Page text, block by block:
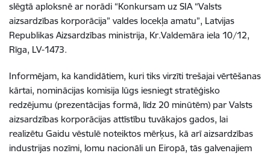
slēgtā aploksnē ar norādi “Konkursam uz SIA “Valsts
aizsardzības korporācija” valdes locekļa amatu”, Latvijas
Republikas Aizsardzības ministrija, Kr.Valdemāra iela 10/12,
Rīga, LV-1473.
Informējam, ka kandidātiem, kuri tiks virzīti trešajai vērtēšanas
kārtai, nominācijas komisija lūgs iesniegt stratēģisko
redzējumu (prezentācijas formā, līdz 20 minūtēm) par Valsts
aizsardzības korporācijas attīstību tuvākajos gados, lai
realizētu Gaidu vēstulē noteiktos mērķus, kā arī aizsardzības
industrijas nozīmi, lomu nacionāli un Eiropā, tās galvenajiem